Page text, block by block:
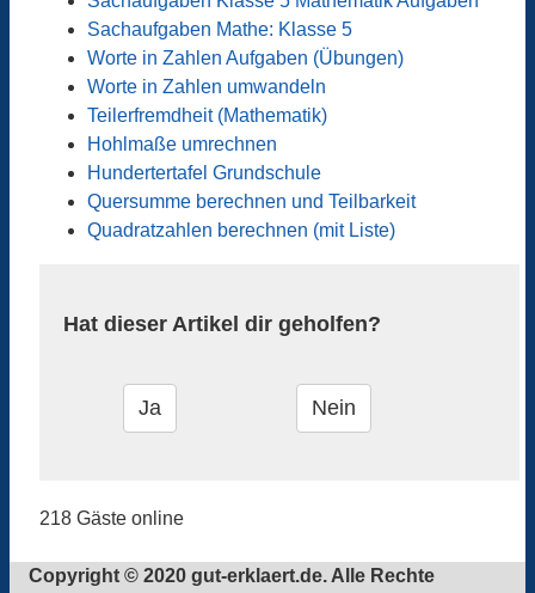
Sachaufgaben Mathe: Klasse 5
Worte in Zahlen Aufgaben (Übungen)
Worte in Zahlen umwandeln
Teilerfremdheit (Mathematik)
Hohlmaße umrechnen
Hundertertafel Grundschule
Quersumme berechnen und Teilbarkeit
Quadratzahlen berechnen (mit Liste)
Hat dieser Artikel dir geholfen?
218 Gäste online
Copyright © 2020 gut-erklaert.de. Alle Rechte